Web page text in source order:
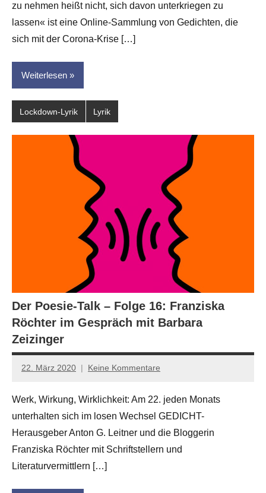
zu nehmen heißt nicht, sich davon unterkriegen zu
lassen« ist eine Online-Sammlung von Gedichten, die
sich mit der Corona-Krise […]
Weiterlesen
Lockdown-Lyrik Lyrik
Der Poesie-Talk – Folge 16: Franziska
Röchter im Gespräch mit Barbara
Zeizinger
22. März 2020
Anton
Leitner
Keine Kommentare
Werk, Wirkung, Wirklichkeit: Am 22. jeden Monats
unterhalten sich im losen Wechsel GEDICHT-
Herausgeber Anton G. Leitner und die Bloggerin
Franziska Röchter mit Schriftstellern und
Literaturvermittlern […]